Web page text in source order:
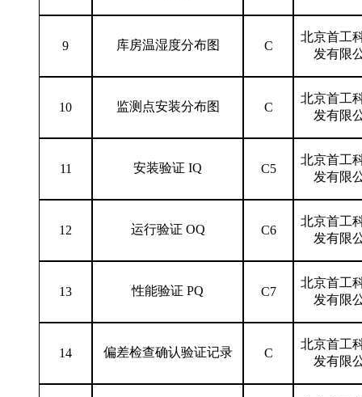
9 库房温湿度分布图 C
北京首工
发有限
10 监测点安装分布图 C
北京首工
发有限
11 安装验证 IQ C5
北京首工
发有限
12 运行验证 OQ C6
北京首工
发有限
13 性能验证 PQ C7
北京首工
发有限
14 偏差检查确认验证记录 C
北京首工
发有限